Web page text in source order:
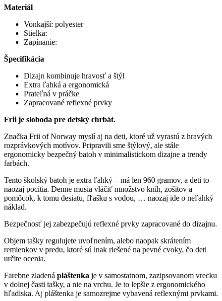
Materiál
Vonkajší: polyester
Stielka: –
Zapínanie:
Špecifikácia
Dizajn kombinuje hravosť a štýl
Extra ľahká a ergonomická
Prateľná v práčke
Zapracované reflexné prvky
Frii je sloboda pre detský chrbát.
Značka Frii of Norway myslí aj na deti, ktoré už vyrastú z hravých
rozprávkových motívov. Pripravili sme štýlový, ale stále
ergonomicky bezpečný batoh v minimalistickom dizajne a trendy
farbách.
Tento školský batoh je extra ľahký – má len 960 gramov, a deti to
naozaj pocítia. Denne musia vláčiť množstvo kníh, zošitov a
pomôcok, k tomu desiatu, fľašku s vodou, … naozaj ide o neľahký
náklad.
Bezpečnosť jej zabezpečujú reflexné prvky zapracované do dizajnu.
Objem tašky regulujete uvoľnením, alebo naopak skrátením
remienkov v predu, ktoré sú inak riešené na pevné cvoky, čo deti
určite ocenia.
Farebne zladená pláštenka je v samostatnom, zazipsovanom vrecku
v dolnej časti tašky, a nie na vrchu. Je to lepšie z ergonomického
hľadiska. Aj pláštenka je samozrejme vybavená reflexnými prvkami.